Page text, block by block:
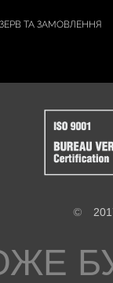
ТА ЗАМОВЛЕННЯ
©